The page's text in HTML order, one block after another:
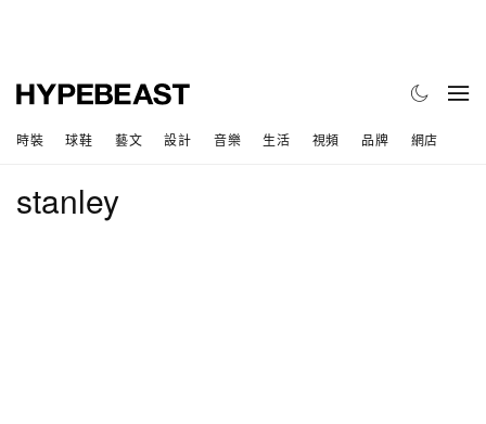
時裝 球鞋 藝文 設計 音樂 生活 視頻 品牌 網店
stanley